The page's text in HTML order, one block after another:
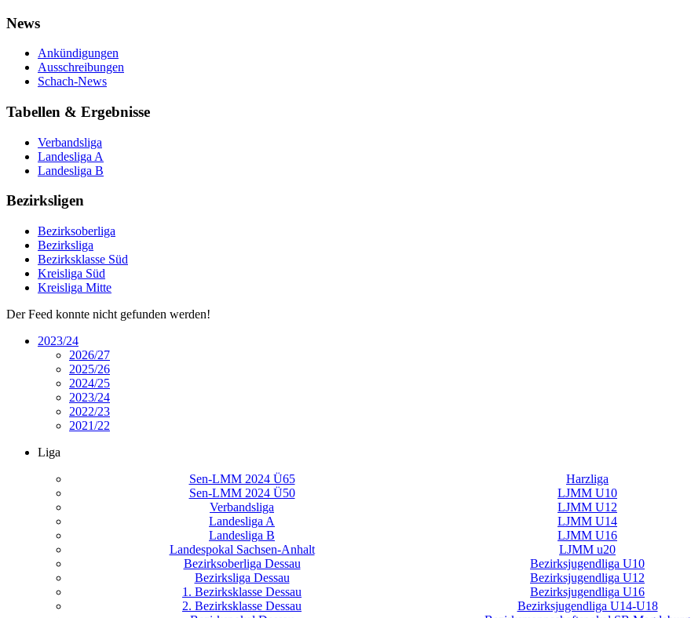
News
Ankündigungen
Ausschreibungen
Schach-News
Tabellen & Ergebnisse
Verbandsliga
Landesliga A
Landesliga B
Bezirksligen
Bezirksoberliga
Bezirksliga
Bezirksklasse Süd
Kreisliga Süd
Kreisliga Mitte
Der Feed konnte nicht gefunden werden!
2023/24
2026/27
2025/26
2024/25
2023/24
2022/23
2021/22
Liga
Sen-LMM 2024 Ü65
Harzliga
Sen-LMM 2024 Ü50
LJMM U10
Verbandsliga
LJMM U12
Landesliga A
LJMM U14
Landesliga B
LJMM U16
Landespokal Sachsen-Anhalt
LJMM u20
Bezirksoberliga Dessau
Bezirksjugendliga U10
Bezirksliga Dessau
Bezirksjugendliga U12
1. Bezirksklasse Dessau
Bezirksjugendliga U16
2. Bezirksklasse Dessau
Bezirksjugendliga U14-U18